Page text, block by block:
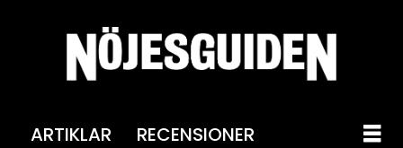
ARTIKLAR RECENSIONER